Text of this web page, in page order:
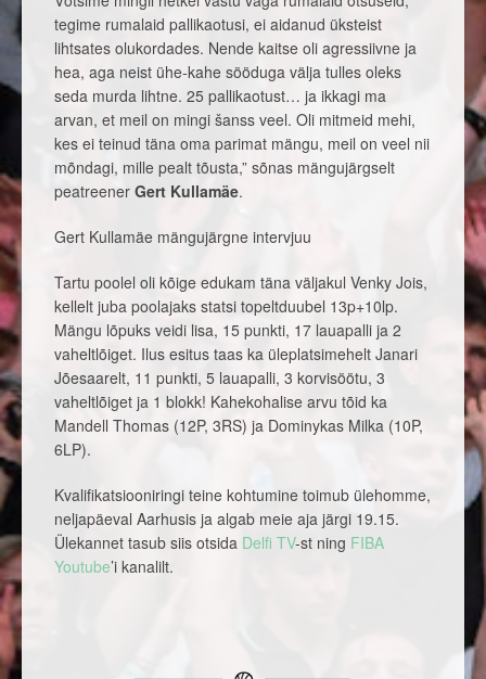
tegime rumalaid pallikaotusi, ei aidanud üksteist
lihtsates olukordades. Nende kaitse oli agressiivne ja
hea, aga neist ühe-kahe sööduga välja tulles oleks
seda murda lihtne. 25 pallikaotust… ja ikkagi ma
arvan, et meil on mingi šanss veel. Oli mitmeid mehi,
kes ei teinud täna oma parimat mängu, meil on veel nii
mõndagi, mille pealt tõusta,” sõnas mängujärgselt
peatreener Gert Kullamäe.
Gert Kullamäe mängujärgne intervjuu
Tartu poolel oli kõige edukam täna väljakul Venky Jois,
kellelt juba poolajaks statsi topeltduubel 13p+10lp.
Mängu lõpuks veidi lisa, 15 punkti, 17 lauapalli ja 2
vaheltlõiget. Ilus esitus taas ka üleplatsimehelt Janari
Jõesaarelt, 11 punkti, 5 lauapalli, 3 korvisöötu, 3
vaheltlõiget ja 1 blokk! Kahekohalise arvu tõid ka
Mandell Thomas (12P, 3RS) ja Dominykas Milka (10P,
6LP).
Kvalifikatsiooniringi teine kohtumine toimub ülehomme,
neljapäeval Aarhusis ja algab meie aja järgi 19.15.
Ülekannet tasub siis otsida Delfi TV-st ning FIBA
Youtube’i kanalilt.